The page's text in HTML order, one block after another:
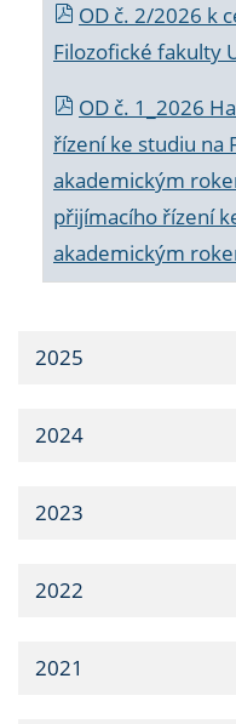
OD č. 2/2026 k
Filozofické fakulty
OD č. 1_2026
řízení ke studiu na
akademickým
přijímacího řízení
akademickým
2025
2024
2023
2022
2021